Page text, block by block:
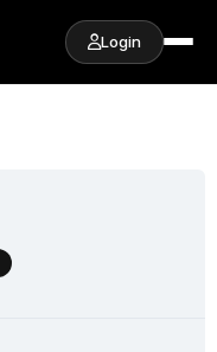
Login